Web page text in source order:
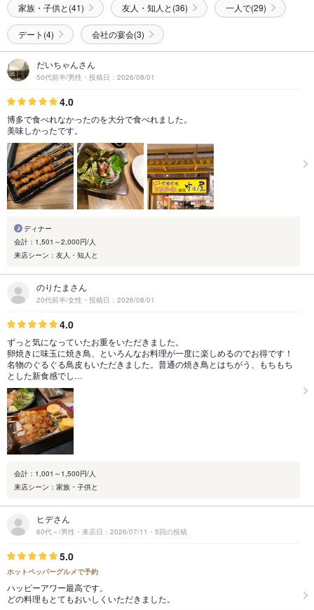
家族・子供と(41) 友人・知人と(36) 一人で(29)
デート(4) 会社の宴会(3)
だいちゃんさん
50代前半/男性・投稿日：2026/08/01
4.0
博多で食べれなかったのを大分で食べれました。
美味しかったです。
ディナー
会計：1,501～2,000円/人
来店シーン：友人・知人と
のりたまさん
20代前半/女性・投稿日：2026/08/01
4.0
ずっと気になっていたお重をいただきました。
卵焼きに味玉に焼き鳥、といろんなお料理が一度に楽しめるのでお得です！
名物のぐるぐる鳥皮もいただきました。普通の焼き鳥とはちがう、もちもち
とした新食感でし…
会計：1,001～1,500円/人
来店シーン：家族・子供と
ヒデさん
60代～/男性・来店日：2026/07/11・5回の投稿
5.0
ホットペッパーグルメで予約
ハッピーアワー最高です。
どの料理もとてもおいしくいただきました。